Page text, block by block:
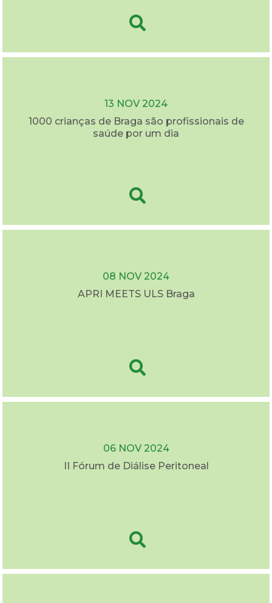
13 NOV 2024
1000 crianças de Braga são profissionais de
saúde por um dia
08 NOV 2024
APRI MEETS ULS Braga
06 NOV 2024
II Fórum de Diálise Peritoneal